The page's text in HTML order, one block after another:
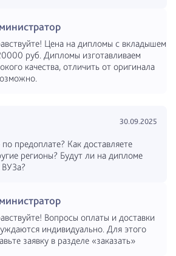
Цена на дипломы с вкладышем
руб. Дипломы изготавливаем
качества, отличить от оригинала
30.09.2025
предоплате? Как доставляете
регионы? Будут ли на дипломе
Вопросы оплаты и доставки
индивидуально. Для этого
заявку в разделе «заказать»